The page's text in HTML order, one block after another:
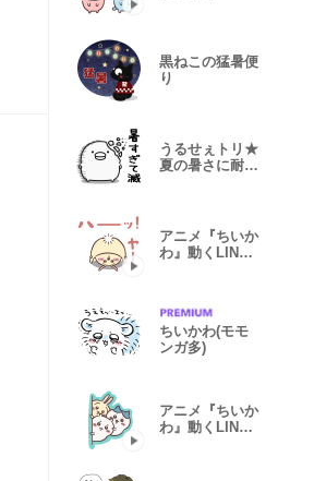
黒ねこの猛暑便
り
うるせぇトリ★
夏の暑さに耐え
アニメ『ちいか
わ』動くLINE
ちいかわ(モモ
ンガ多)
アニメ『ちいか
わ』動くLINE